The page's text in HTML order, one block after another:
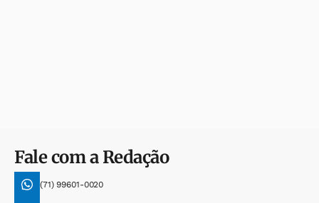
Fale com a Redação
(71) 99601-0020